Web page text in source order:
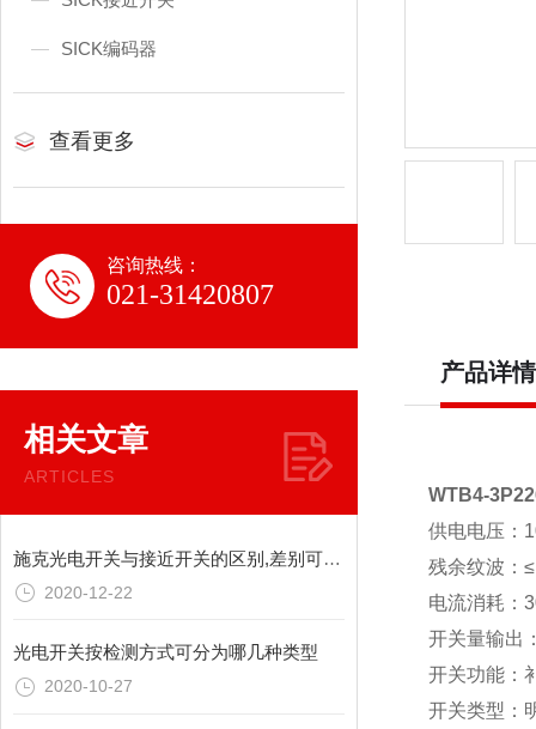
SICK编码器
查看更多
咨询热线：
021-31420807
相关文章
ARTICLES
施克光电开关与接近开关的区别,差别可不止一星半点
2020-12-22
光电开关按检测方式可分为哪几种类型
2020-10-27
产品详情
WTB4-
供电电压：
残余纹波：
电流消耗：
开关量输出
开关功能：
开关类型：